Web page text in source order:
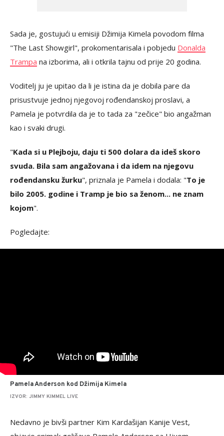
Sada je, gostujući u emisiji Džimija Kimela povodom filma
"The Last Showgirl", prokomentarisala i pobjedu Donalda
Trampa na izborima, ali i otkrila tajnu od prije 20 godina.
Voditelj ju je upitao da li je istina da je dobila pare da
prisustvuje jednoj njegovoj rođendanskoj proslavi, a
Pamela je potvrdila da je to tada za "zečice" bio angažman
kao i svaki drugi.
"Kada si u Plejboju, daju ti 500 dolara da ideš skoro
svuda. Bila sam angažovana i da idem na njegovu
rođendansku žurku", priznala je Pamela i dodala: "To je
bilo 2005. godine i Tramp je bio sa ženom... ne znam
kojom".
Pogledajte:
Pamela Anderson kod Džimija Kimela
IZVOR: JIMMY KIMMEL LIVE
Nedavno je bivši partner Kim Kardašijan Kanije Vest,